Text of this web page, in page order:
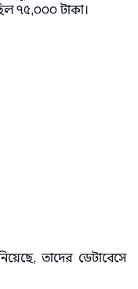
৭৫,০০০ টাকা।
তাদের ডেটাবেসে